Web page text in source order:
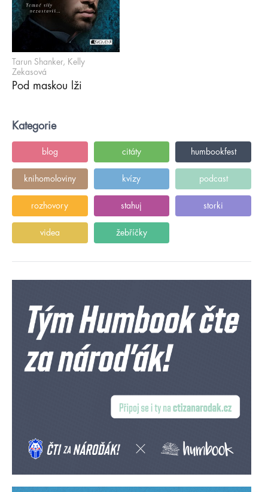
Tarun Shanker, Kelly
Zekasová
Pod maskou lži
Kategorie
blog citáty humbookfest
knihomoloviny kvízy podcast
rozhovory stahuj storki
videa žebříčky